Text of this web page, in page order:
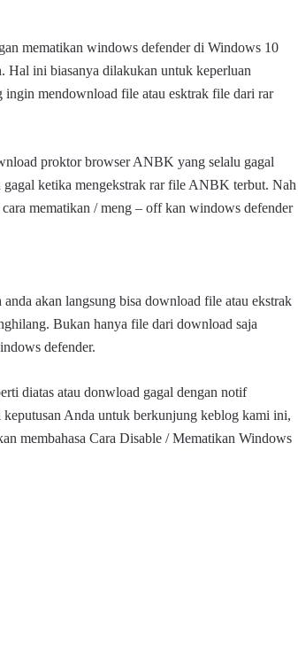
mematikan windows defender di Windows 10
Hal ini biasanya dilakukan untuk keperluan
ingin mendownload file atau esktrak file dari rar
proktor browser ANBK yang selalu gagal
ketika mengekstrak rar file ANBK terbut. Nah
mematikan / meng – off kan windows defender
akan langsung bisa download file atau ekstrak
Bukan hanya file dari download saja
defender.
diatas atau donwload gagal dengan notif
keputusan Anda untuk berkunjung keblog kami ini,
membahasa Cara Disable / Mematikan Windows